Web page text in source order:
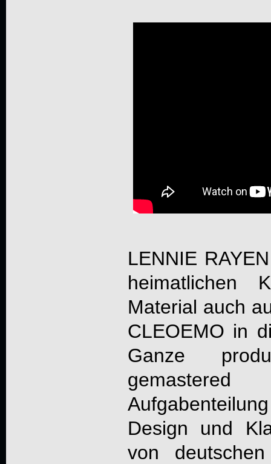
LENNIE
heimatlichen
Material auch
CLEOEMO in
Ganze
Design und
von